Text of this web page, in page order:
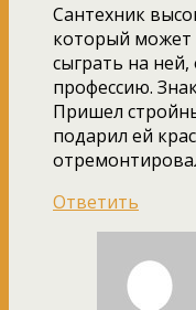
Сантехник
который может
сыграть на
профессию.
Пришел
подарил ей
Ответить